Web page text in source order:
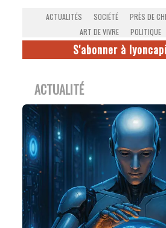
ACTUALITÉS SOCIÉTÉ PRÈS DE
ART DE VIVRE
POLITIQUE
S'abonner à
ACTUALITÉ